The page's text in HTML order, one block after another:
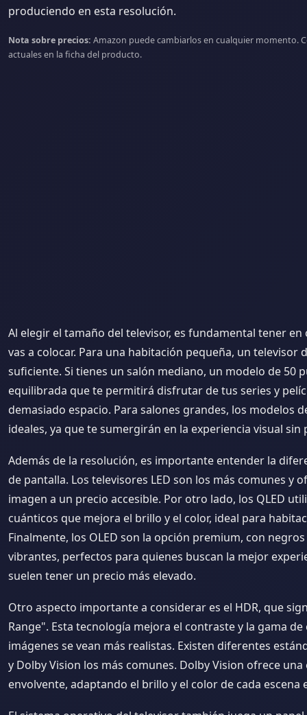
produciendo en esta resolución.
Nota sobre precios: Amazon puede cambiarlos en cualquier momento.
actuales en la ficha del producto.
Al elegir el tamaño del televisor, es fundamental tener
vas a colocar. Para una habitación pequeña, un televisor
suficiente. Si tienes un salón mediano, un modelo de 50
equilibrada que te permitirá disfrutar de tus series y
demasiado espacio. Para salones grandes, los modelos
ideales, ya que te sumergirán en la experiencia visual sin
Además de la resolución, es importante entender la
de pantalla. Los televisores LED son los más comunes y
imagen a un precio accesible. Por otro lado, los QLED
cuánticos que mejora el brillo y el color, ideal para
Finalmente, los OLED son la opción premium, con
vibrantes, perfectos para quienes buscan la mejor
suelen tener un precio más elevado.
Otro aspecto importante a considerar es el HDR, que
Range". Esta tecnología mejora el contraste y la gama
imágenes se vean más realistas. Existen diferentes
y Dolby Vision los más comunes. Dolby Vision ofrece
envolvente, adaptando el brillo y el color de cada escena